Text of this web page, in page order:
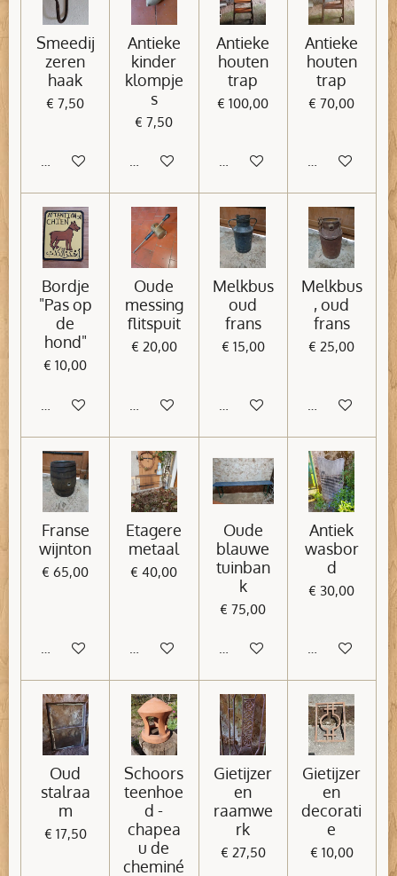
Smeedij
zeren
haak
€ 7,50
In winkelwagen
Antieke
kinder
klompje
s
€ 7,50
In winkelwagen
Antieke
houten
trap
€ 100,00
In winkelwagen
Antieke
houten
trap
€ 70,00
In
Bordje
"Pas op
de
hond"
€ 10,00
In winkelwagen
Oude
messing
flitspuit
€ 20,00
In winkelwagen
Melkbus
oud
frans
€ 15,00
In winkelwagen
Melkbus
, oud
frans
€ 25,00
In
Franse
wijnton
€ 65,00
In winkelwagen
Etagere
metaal
€ 40,00
In winkelwagen
Oude
blauwe
tuinban
k
€ 75,00
In winkelwagen
Antiek
wasbor
d
€ 30,00
In
Oud
stalraa
m
€ 17,50
Schoors
teenhoe
d -
chapea
u de
cheminé
Gietijzer
en
raamwe
rk
€ 27,50
Gietijzer
en
decorati
e
€ 10,00